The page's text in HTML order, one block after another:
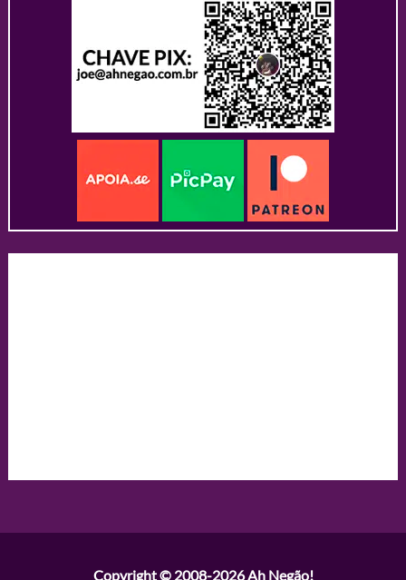
Copyright © 2008-2026Ah Negão!